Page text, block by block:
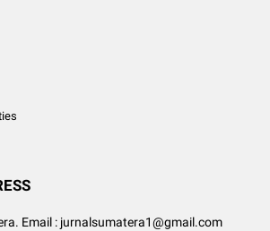
Email : jurnalsumatera1@gmail.com